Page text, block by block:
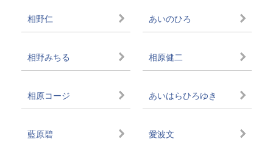
相野仁 あいのひろ
相野みちる 相原健二
相原コージ あいはらひろゆき
藍原碧 愛波文